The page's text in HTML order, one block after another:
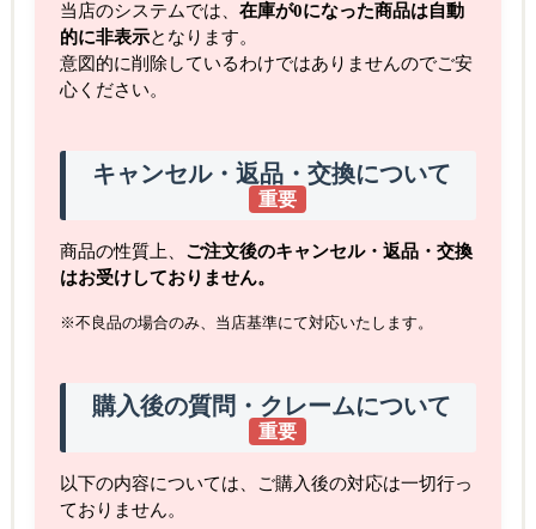
当店のシステムでは、 在庫が0になった商品は自動
的に非表示となります。
意図的に削除しているわけではありませんのでご安
心ください。
キャンセル・返品・交換について
重要
商品の性質上、 ご注文後のキャンセル・返品・交換
はお受けしておりません。
※不良品の場合のみ、当店基準にて対応いたします。
購入後の質問・クレームについて
重要
以下の内容については、ご購入後の対応は一切行っ
ておりません。